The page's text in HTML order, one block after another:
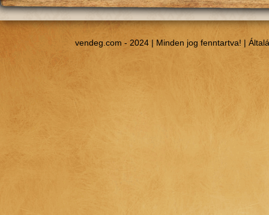
vendeg.com - 2024 | Minden jog fenntartva! |